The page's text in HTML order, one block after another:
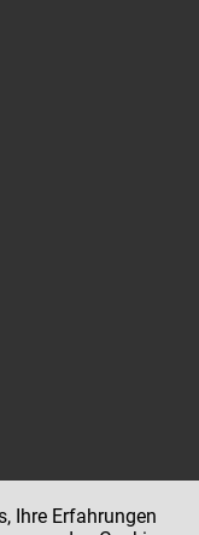
Ihre Erfahrungen